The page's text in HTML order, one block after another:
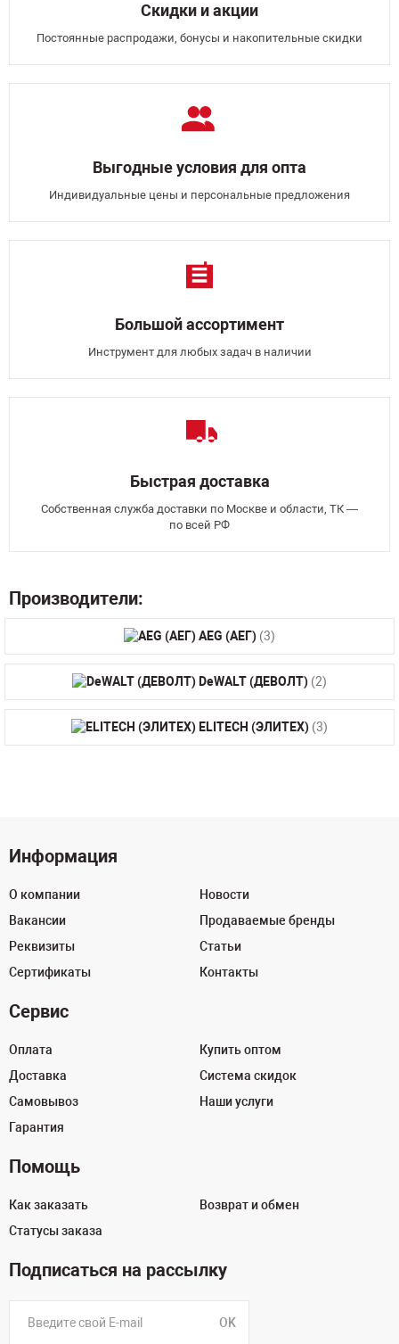
Скидки и акции
Постоянные распродажи, бонусы и накопительные скидки
Выгодные условия для опта
Индивидуальные цены и персональные предложения
Большой ассортимент
Инструмент для любых задач в наличии
Быстрая доставка
Собственная служба доставки по Москве и области, ТК —
по всей РФ
Производители:
AEG (АЕГ) (3)
DeWALT (ДЕВОЛТ) (2)
ELITECH (ЭЛИТЕХ) (3)
Информация
О компании
Вакансии
Реквизиты
Сертификаты
Новости
Продаваемые бренды
Статьи
Контакты
Сервис
Оплата
Доставка
Самовывоз
Гарантия
Купить оптом
Система скидок
Наши услуги
Помощь
Как заказать
Статусы заказа
Возврат и обмен
Подписаться на рассылку
OK